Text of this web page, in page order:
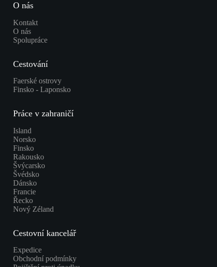
O nás
Kontakt
O nás
Spolupráce
Cestování
Faerské ostrovy
Finsko - Laponsko
Práce v zahraničí
Island
Norsko
Finsko
Rakousko
Švýcarsko
Švédsko
Dánsko
Francie
Řecko
Nový Zéland
Cestovní kancelář
Expedice
Obchodní podmínky